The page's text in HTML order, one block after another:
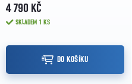
4 790 KČ
SKLADEM 1 KS
DO KOŠÍKU